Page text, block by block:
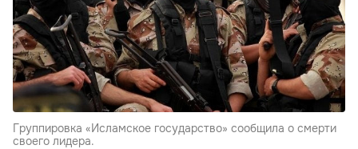
Группировка «Исламское государство» сообщила о смерти
своего лидера.